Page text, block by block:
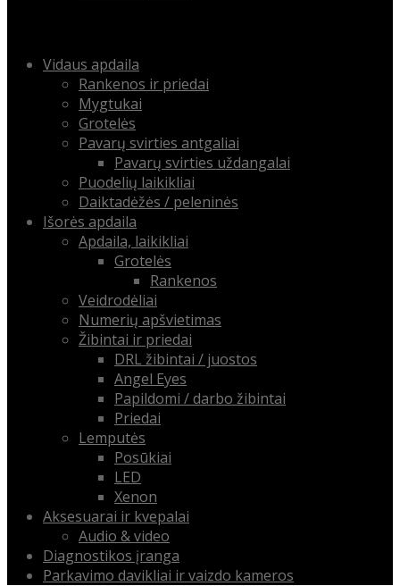
Skip Vidaus apdaila
Rankenos ir priedai
Mygtukai
Grotelės
Pavarų svirties antgaliai
Pavarų svirties uždangalai
Puodelių laikikliai
Daiktadėžės / peleninės
Išorės apdaila
Apdaila, laikikliai
Grotelės
Rankenos
Veidrodėliai
Numerių apšvietimas
Žibintai ir priedai
DRL žibintai / juostos
Angel Eyes
Papildomi / darbo žibintai
Priedai
Lemputės
Posūkiai
LED
Xenon
Aksesuarai ir kvepalai
Audio & video
Diagnostikos įranga
Parkavimo davikliai ir vaizdo kameros